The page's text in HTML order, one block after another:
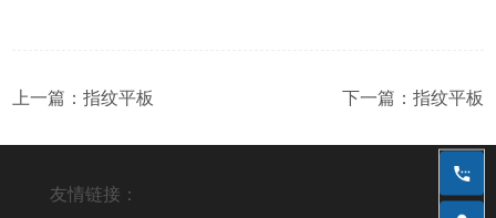
上一篇：指纹平板 下一篇： 指纹平板
友情链接：